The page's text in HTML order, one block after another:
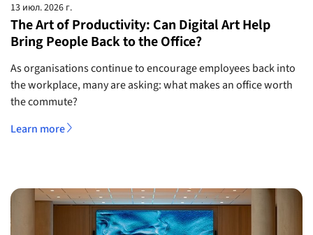
13 июл. 2026 г.
The Art of Productivity: Can Digital Art Help
Bring People Back to the Office?
As organisations continue to encourage employees back into
the workplace, many are asking: what makes an office worth
the commute?
Learn more